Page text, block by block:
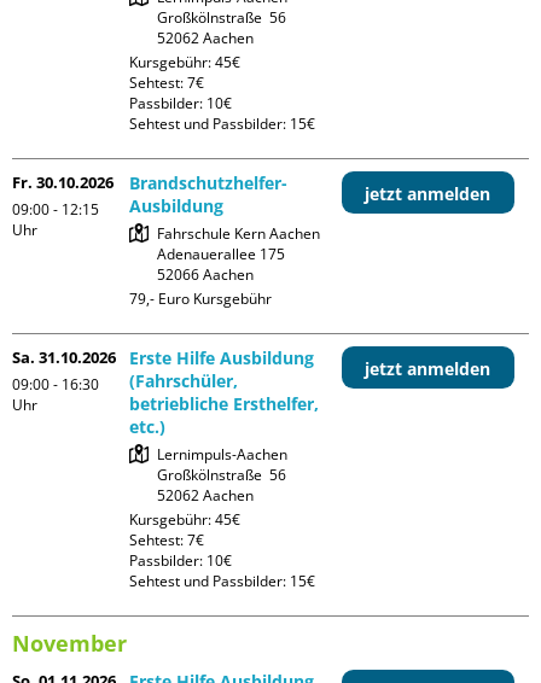
Großkölnstraße  56
Kursgebühr: 45€
Sehtest: 7€
Passbilder: 10€
Sehtest und Passbilder: 15€
Fr. 30.10.2026
09:00 - 12:15
Uhr
Brandschutzhelfer-
Ausbildung
Fahrschule Kern Aachen
Adenauerallee 175
79,- Euro Kursgebühr
jetzt anmelden
Sa. 31.10.2026
09:00 - 16:30
Uhr
Erste Hilfe Ausbildung
(Fahrschüler,
betriebliche Ersthelfer,
etc.)
Lernimpuls-Aachen
Großkölnstraße  56
Kursgebühr: 45€
Sehtest: 7€
Passbilder: 10€
Sehtest und Passbilder: 15€
jetzt anmelden
November